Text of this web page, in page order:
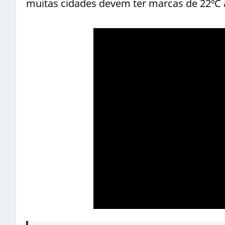
muitas cidades devem ter marcas de 22ºC